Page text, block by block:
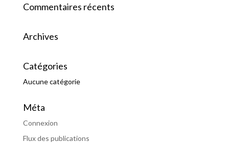
Commentaires récents
Archives
Catégories
Aucune catégorie
Méta
Connexion
Flux des publications